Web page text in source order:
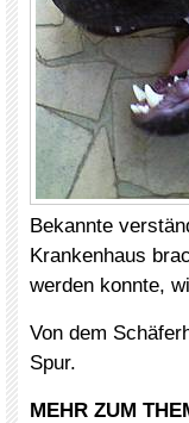
Bekannte
Krankenhaus
werden konnte,
Von dem
Spur.
MEHR ZUM